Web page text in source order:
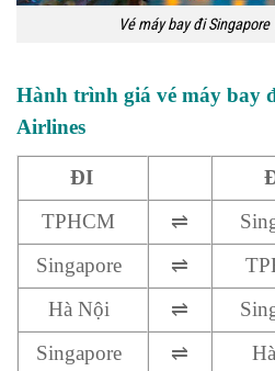
Vé máy bay đi
Hành trình giá vé máy bay
Airlines
ĐI
TPHCM
⇌
Singapore
⇌
Hà Nội
⇌
Singapore
⇌